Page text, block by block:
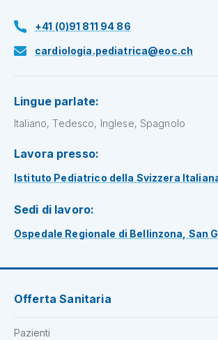
+41 (0)91 811 94 86
cardiologia.pediatrica@eoc.ch
Lingue parlate:
Italiano, Tedesco, Inglese, Spagnolo
Lavora presso:
Istituto Pediatrico della Svizzera
Sedi di lavoro:
Ospedale Regionale di Bellinzona, San
Offerta Sanitaria
Pazienti